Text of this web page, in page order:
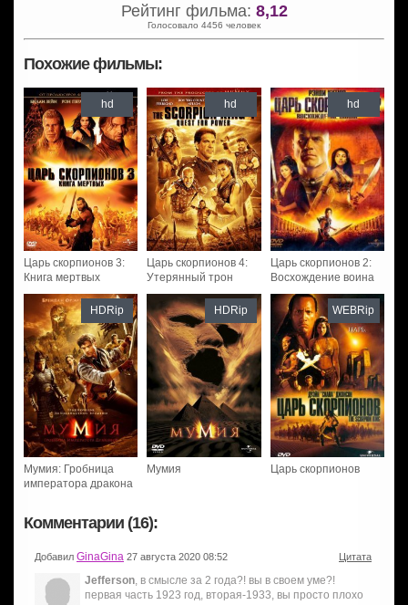
Рейтинг фильма: 8,12
Голосовало 4456 человек
Похожие фильмы:
Царь скорпионов 3:
Книга мертвых
hd
Царь скорпионов 4:
Утерянный трон
hd
Царь скорпионов 2:
Восхождение воина
hd
Мумия: Гробница
императора дракона
HDRip
Мумия
HDRip
Царь скорпионов
WEBRip
Комментарии (16):
Добавил GinaGina 27 августа 2020 08:52 Цитата
Jefferson, в смысле за 2 года?! вы в своем уме?!
первая часть 1923 год, вторая-1933, вы просто плохо